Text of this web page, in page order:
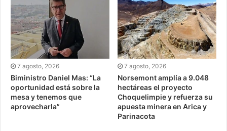
7 agosto, 2026
Biministro Daniel Mas: “La
oportunidad está sobre la
mesa y tenemos que
aprovecharla”
7 agosto, 2026
Norsemont amplía a 9.048
hectáreas el proyecto
Choquelimpie y refuerza su
apuesta minera en Arica y
Parinacota